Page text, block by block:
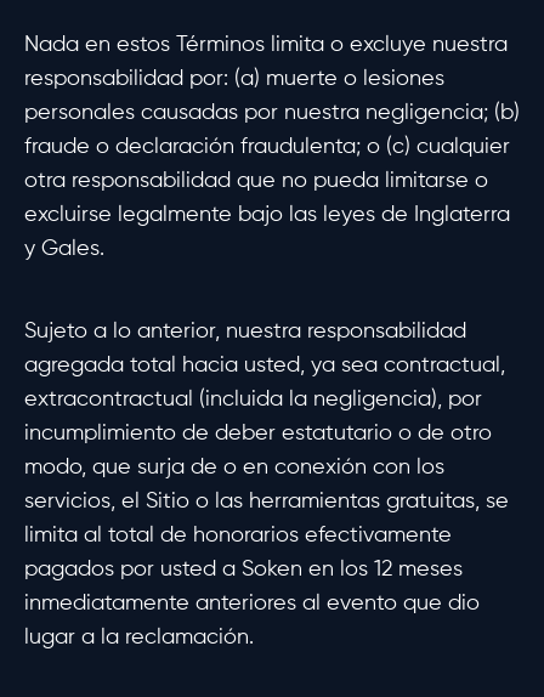
Nada en estos Términos limita o excluye nuestra
responsabilidad por: (a) muerte o lesiones
personales causadas por nuestra negligencia; (b)
fraude o declaración fraudulenta; o (c) cualquier
otra responsabilidad que no pueda limitarse o
excluirse legalmente bajo las leyes de Inglaterra
y Gales.
Sujeto a lo anterior, nuestra responsabilidad
agregada total hacia usted, ya sea contractual,
extracontractual (incluida la negligencia), por
incumplimiento de deber estatutario o de otro
modo, que surja de o en conexión con los
servicios, el Sitio o las herramientas gratuitas, se
limita al total de honorarios efectivamente
pagados por usted a Soken en los 12 meses
inmediatamente anteriores al evento que dio
lugar a la reclamación.